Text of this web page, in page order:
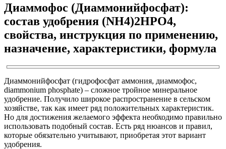
Диаммофос (Диаммонийфосфат):
состав удобрения (NH4)2HPO4,
свойства, инструкция по применению,
назначение, характеристики, формула
Диаммонийфосфат (гидрофосфат аммония, диаммофос,
diammonium phosphate) – сложное тройное минеральное
удобрение. Получило широкое распространение в сельском
хозяйстве, так как имеет ряд положительных характеристик.
Но для достижения желаемого эффекта необходимо правильно
использовать подобный состав. Есть ряд нюансов и правил,
которые обязательно учитывают, приобретая этот вариант
удобрения.